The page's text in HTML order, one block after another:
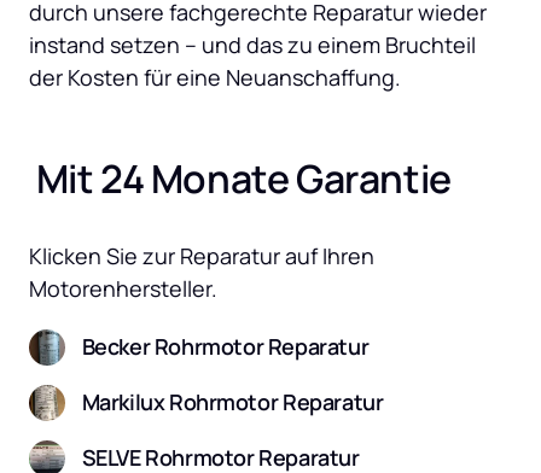
durch unsere fachgerechte Reparatur wieder
instand setzen – und das zu einem Bruchteil
der Kosten für eine Neuanschaffung.
Mit 24 Monate Garantie
Klicken Sie zur Reparatur auf Ihren
Motorenhersteller.
Becker Rohrmotor Reparatur
Markilux Rohrmotor Reparatur
SELVE Rohrmotor Reparatur